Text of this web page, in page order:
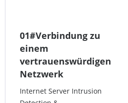
01#Verbindung zu
einem
vertrauenswürdigen
Netzwerk
Internet Server Intrusion